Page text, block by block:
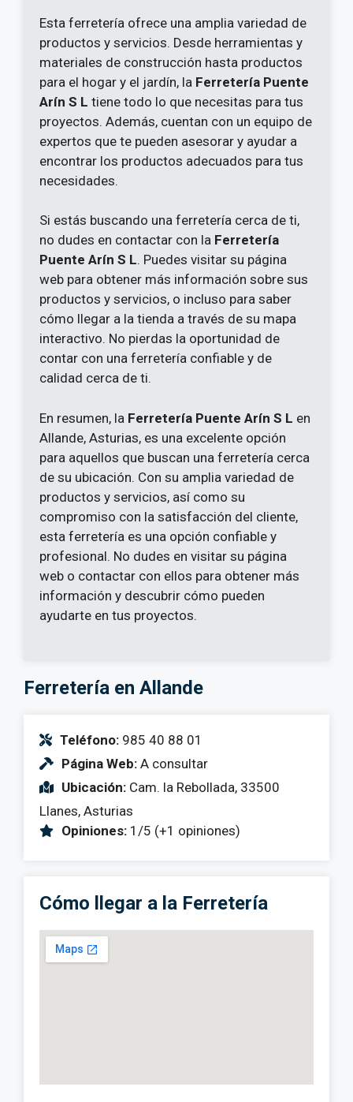
Esta ferretería ofrece una amplia variedad de
productos y servicios. Desde herramientas y
materiales de construcción hasta productos
para el hogar y el jardín, la Ferretería Puente
Arín S L tiene todo lo que necesitas para tus
proyectos. Además, cuentan con un equipo de
expertos que te pueden asesorar y ayudar a
encontrar los productos adecuados para tus
necesidades.
Si estás buscando una ferretería cerca de ti,
no dudes en contactar con la Ferretería
Puente Arín S L. Puedes visitar su página
web para obtener más información sobre sus
productos y servicios, o incluso para saber
cómo llegar a la tienda a través de su mapa
interactivo. No pierdas la oportunidad de
contar con una ferretería confiable y de
calidad cerca de ti.
En resumen, la Ferretería Puente Arín S L en
Allande, Asturias, es una excelente opción
para aquellos que buscan una ferretería cerca
de su ubicación. Con su amplia variedad de
productos y servicios, así como su
compromiso con la satisfacción del cliente,
esta ferretería es una opción confiable y
profesional. No dudes en visitar su página
web o contactar con ellos para obtener más
información y descubrir cómo pueden
ayudarte en tus proyectos.
Ferretería en Allande
Teléfono: 985 40 88 01
Página Web: A consultar
Ubicación: Cam. la Rebollada, 33500
Llanes, Asturias
Opiniones: 1/5 (+1 opiniones)
Cómo llegar a la Ferretería